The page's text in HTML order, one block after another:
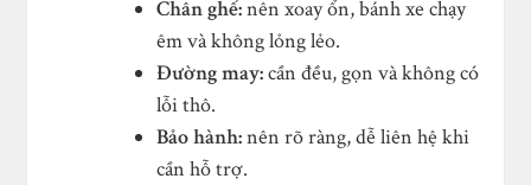
Chân ghế:nên xoay ổn, bánh xe chạy
êm và không lỏng lẻo.
Đường may:cần đều, gọn và không có
lỗi thô.
Bảo hành:nên rõ ràng, dễ liên hệ khi
cần hỗ trợ.